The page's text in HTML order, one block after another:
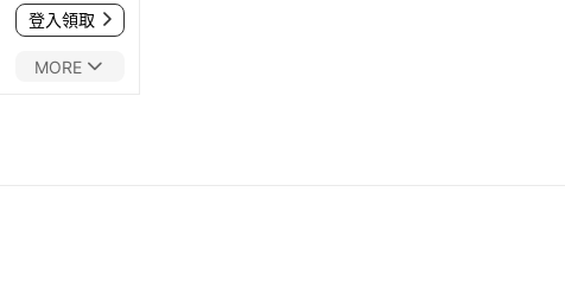
登入領取
MORE